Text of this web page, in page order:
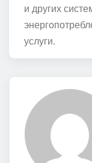
и других
услуги.